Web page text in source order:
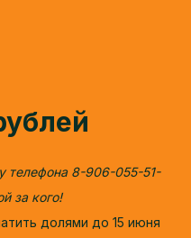
телефона 8-906-055-51-
за кого!
долями до 15 июня